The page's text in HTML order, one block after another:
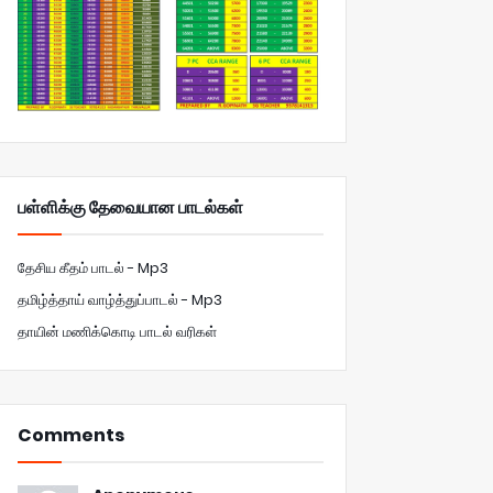
பள்ளிக்கு தேவையான பாடல்கள்
தேசிய கீதம் பாடல் - Mp3
தமிழ்த்தாய் வாழ்த்துப்பாடல் - Mp3
தாயின் மணிக்கொடி பாடல் வரிகள்
Comments